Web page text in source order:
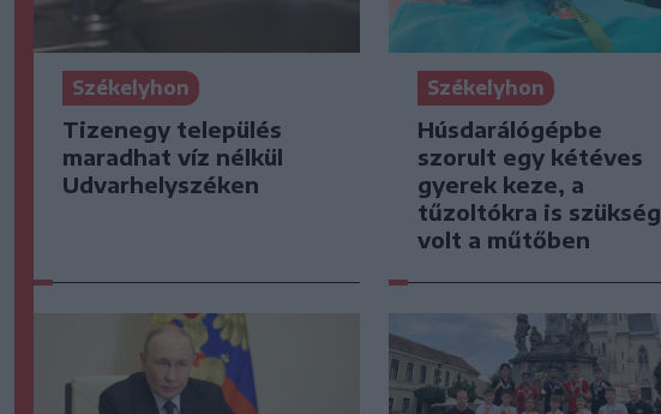
Székelyhon
Tizenegy település
maradhat víz nélkül
Udvarhelyszéken
Székelyhon
Húsdarálógépbe
szorult egy kétéves
gyerek keze, a
tűzoltókra is szükség
volt a műtőben